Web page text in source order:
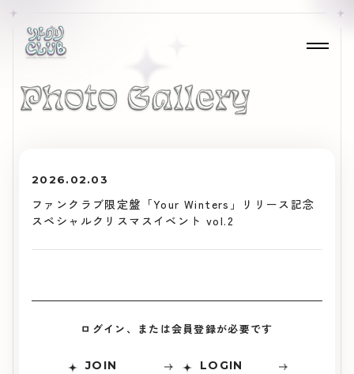
2026.02.03
ファンクラブ限定盤「Your Winters」リリース記念
スペシャルクリスマスイベント vol.2
ログイン、または会員登録が必要です
JOIN LOGIN